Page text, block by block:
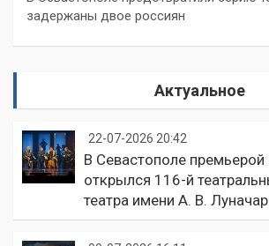
задержаны двое россиян
Актуальное
22-07-2026 20:42
В Севастополе премьерой
открылся 116-й
театра имени А. В.